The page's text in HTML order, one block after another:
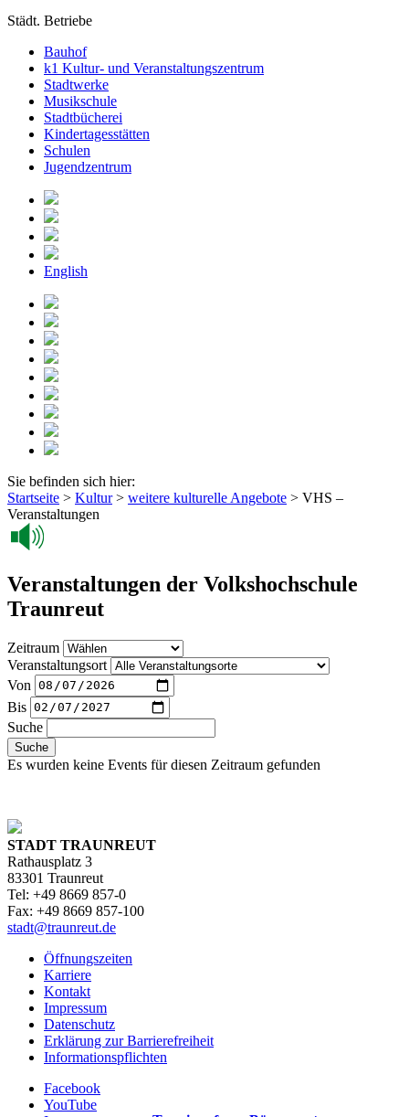
Städt. Betriebe
Bauhof
k1 Kultur- und Veranstaltungszentrum
Stadtwerke
Musikschule
Stadtbücherei
Kindertagesstätten
Schulen
Jugendzentrum
English
Sie befinden sich hier:
Startseite > Kultur> weitere kulturelle Angebote > VHS –
Veranstaltungen
Veranstaltungen der Volkshochschule
Traunreut
Zeitraum
Veranstaltungsort
Von
Bis
Suche
Suche
Es wurden keine Events für diesen Zeitraum gefunden
STADT TRAUNREUT
Rathausplatz 3
83301 Traunreut
Tel: +49 8669 857-0
Fax: +49 8669 857-100
stadt@traunreut.de
Öffnungszeiten
Karriere
Kontakt
Impressum
Datenschutz
Erklärung zur Barrierefreiheit
Informationspflichten
Facebook
YouTube